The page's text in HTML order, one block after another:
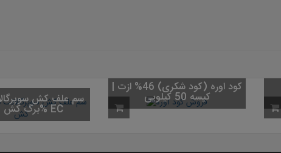
سم علف کش
برگ کش 10.8% EC
کود اوره (کود شکری) 46% ازت |
کیسه 50 کیلویی